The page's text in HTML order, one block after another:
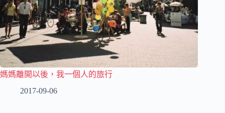
媽媽離開以後，我一個人的旅行
2017-09-06